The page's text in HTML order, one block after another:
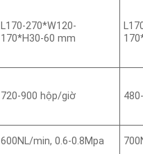
L170-270*W120-
170*H30-60 mm
720-900 hộp/giờ
600NL/min, 0.6-0.8Mpa